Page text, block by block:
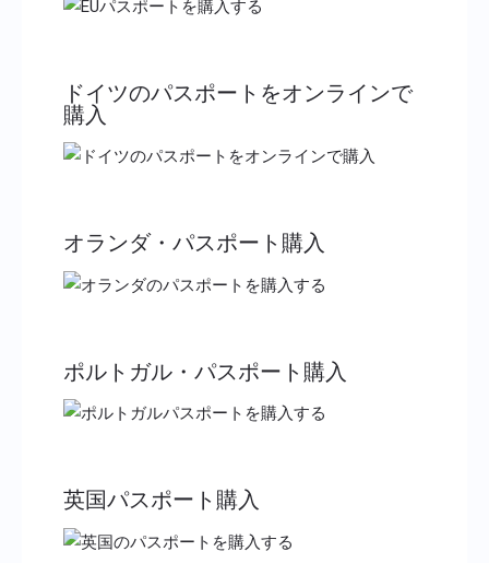
ドイツのパスポートをオンラインで
購入
オランダ・パスポート購入
ポルトガル・パスポート購入
英国パスポート購入